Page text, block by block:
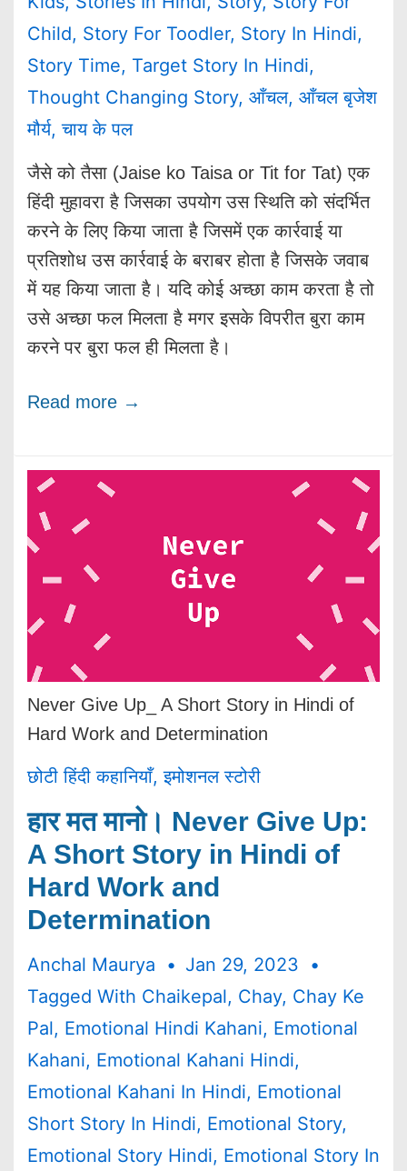
Child, Story For Toodler, Story In Hindi,
Story Time, Target Story In Hindi,
Thought Changing Story, आँचल, आँचल बृजेश
मौर्य,चाय के पल
जैसे को तैसा (Jaise ko Taisa or Tit for Tat) एक
हिंदी मुहावरा है जिसका उपयोग उस स्थिति को संदर्भित
करने के लिए किया जाता है जिसमें एक कार्रवाई या
प्रतिशोध उस कार्रवाई के बराबर होता है जिसके जवाब
में यह किया जाता है। यदि कोई अच्छा काम करता है तो
उसे अच्छा फल मिलता है मगर इसके विपरीत बुरा काम
करने पर बुरा फल ही मिलता है।
Read more →
Never Give Up_ A Short Story in Hindi of
Hard Work and Determination
छोटी हिंदी कहानियाँ,इमोशनल स्टोरी
हार मत मानो। Never Give Up:
A Short Story in Hindi of
Hard Work and
Determination
Anchal Maurya
Jan 29, 2023
Tagged With Chaikepal, Chay, Chay Ke
Pal, Emotional Hindi Kahani, Emotional
Kahani, Emotional Kahani Hindi,
Emotional Kahani In Hindi, Emotional
Short Story In Hindi, Emotional Story,
Emotional Story Hindi, Emotional Story In